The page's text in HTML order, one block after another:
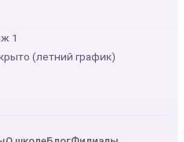
1
(летний график)